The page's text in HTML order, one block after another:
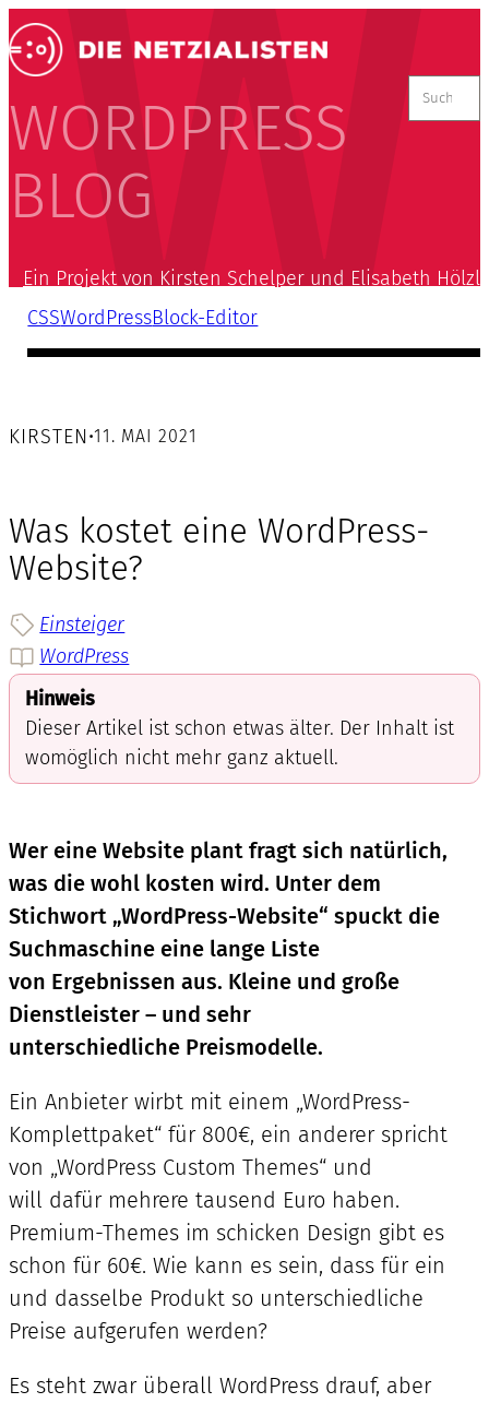
WORDPRESS
BLOG
nach:
Ein Projekt von Kirsten Schelper und Elisabeth Hölzl
CSSWordPressBlock-Editor
KIRSTEN•11. MAI 2021
Was kostet eine WordPress-
Website?
Einsteiger
WordPress
Hinweis
Dieser Artikel ist schon etwas älter. Der Inhalt ist
womöglich nicht mehr ganz aktuell.
Wer eine Website plant fragt sich natürlich,
was die wohl kosten wird. Unter dem
Stichwort „WordPress-Website“ spuckt die
Suchmaschine eine lange Liste
von Ergebnissen aus. Kleine und große
Dienstleister – und sehr
unterschiedliche Preismodelle.
Ein Anbieter wirbt mit einem „WordPress-
Komplettpaket“ für 800€, ein anderer spricht
von „WordPress Custom Themes“ und
will dafür mehrere tausend Euro haben.
Premium-Themes im schicken Design gibt es
schon für 60€. Wie kann es sein, dass für ein
und dasselbe Produkt so unterschiedliche
Preise aufgerufen werden?
Es steht zwar überall WordPress drauf, aber